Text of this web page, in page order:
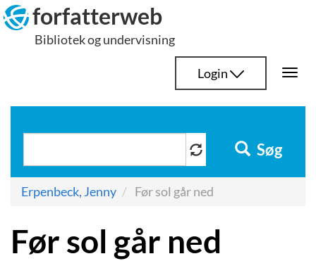
Hop
til
indhold
forfatterweb
Bibliotek og undervisning
Login
Søg
Erpenbeck, Jenny Før sol går ned
Før sol går ned